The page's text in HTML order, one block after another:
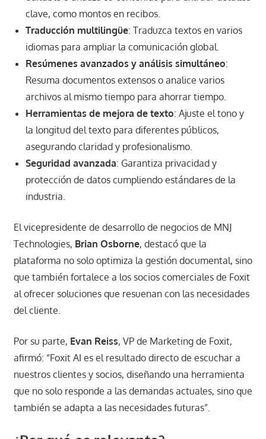
clave, como montos en recibos.
Traducción multilingüe: Traduzca textos en varios
idiomas para ampliar la comunicación global.
Resúmenes avanzados y análisis simultáneo:
Resuma documentos extensos o analice varios
archivos al mismo tiempo para ahorrar tiempo.
Herramientas de mejora de texto: Ajuste el tono y
la longitud del texto para diferentes públicos,
asegurando claridad y profesionalismo.
Seguridad avanzada: Garantiza privacidad y
protección de datos cumpliendo estándares de la
industria.
El vicepresidente de desarrollo de negocios de MNJ
Technologies, Brian Osborne, destacó que la
plataforma no solo optimiza la gestión documental, sino
que también fortalece a los socios comerciales de Foxit
al ofrecer soluciones que resuenan con las necesidades
del cliente.
Por su parte, Evan Reiss, VP de Marketing de Foxit,
afirmó: “Foxit AI es el resultado directo de escuchar a
nuestros clientes y socios, diseñando una herramienta
que no solo responde a las demandas actuales, sino que
también se adapta a las necesidades futuras”.